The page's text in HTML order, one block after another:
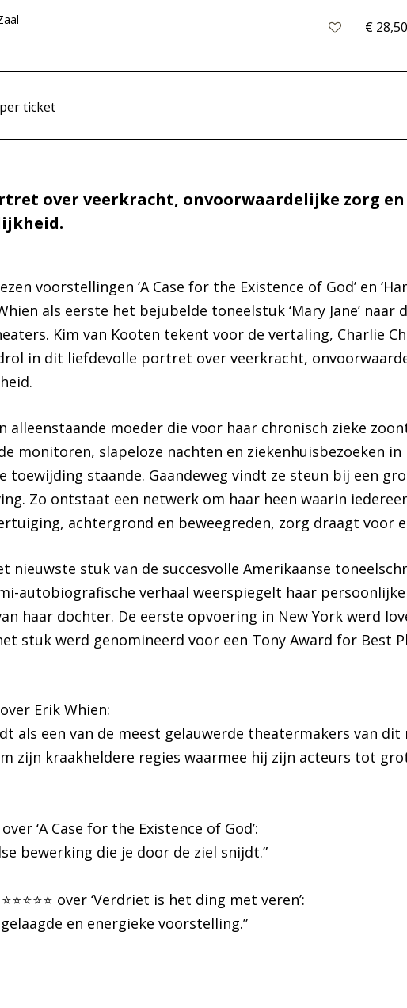
€
ticket
over veerkracht, onvoorwaardelijke zorg en
voorstellingen ‘A Case for the Existence of God’ en
als eerste het bejubelde toneelstuk ‘Mary Jane’ naar
Kim van Kooten tekent voor de vertaling, Charlie
in dit liefdevolle portret over veerkracht,
alleenstaande moeder die voor haar chronisch zieke
monitoren, slapeloze nachten en ziekenhuisbezoeken in
toewijding staande. Gaandeweg vindt ze steun bij een
Zo ontstaat een netwerk om haar heen waarin
achtergrond en beweegreden, zorg draagt voor
nieuwste stuk van de succesvolle Amerikaanse
autobiografische verhaal weerspiegelt haar
haar dochter. De eerste opvoering in New York werd
stuk werd genomineerd voor een Tony Award for Best
over Erik Whien:
als een van de meest gelauwerde theatermakers van dit
zijn kraakheldere regies waarmee hij zijn acteurs tot
over ‘A Case for the Existence of God’:
bewerking die je door de ziel snijdt.”
⭐️⭐️⭐️⭐️⭐️ over ‘Verdriet is het ding met veren’:
gelaagde en energieke voorstelling.”